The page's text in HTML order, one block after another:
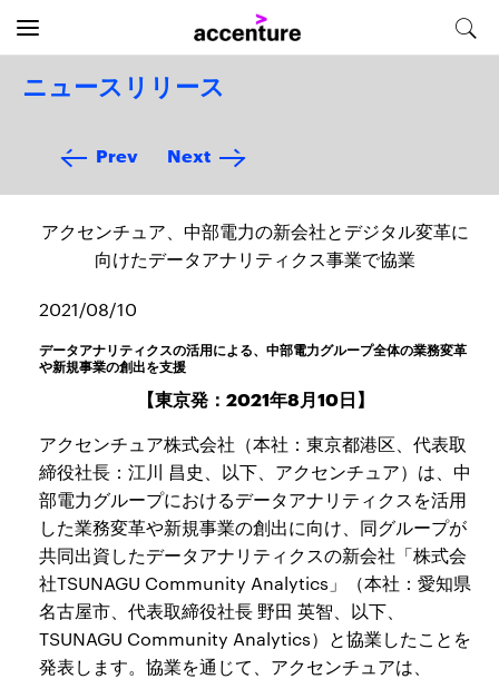
ニュースリリース
Prev Next
アクセンチュア、中部電力の新会社とデジタル変革に
向けたデータアナリティクス事業で協業
2021/08/10
データアナリティクスの活用による、中部電力グループ全体の業務変革
や新規事業の創出を支援
【東京発：2021年8月10日】
アクセンチュア株式会社（本社：東京都港区、代表取
締役社長：江川 昌史、以下、アクセンチュア）は、中
部電力グループにおけるデータアナリティクスを活用
した業務変革や新規事業の創出に向け、同グループが
共同出資したデータアナリティクスの新会社「株式会
社TSUNAGU Community Analytics」（本社：愛知県
名古屋市、代表取締役社長 野田 英智、以下、
TSUNAGU Community Analytics）と協業したことを
発表します。協業を通じて、アクセンチュアは、